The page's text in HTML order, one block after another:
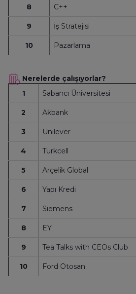
8 C++
9 İş Stratejisi
10 Pazarlama
Nerelerde çalışıyorlar?
1
Sabancı Üniversitesi
2 Akbank
3 Unilever
4 Turkcell
5 Arçelik Global
6 Yapı Kredi
7 Siemens
8 EY
9 Tea Talks with CEOs Club
10 Ford Otosan